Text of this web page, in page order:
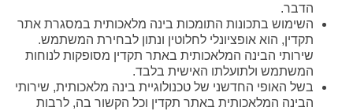
הדבר.
השימוש בתכונות התומכות בינה מלאכותית במסגרת אתר
תקדין, הוא אופציונלי לחלוטין ונתון לבחירת המשתמש.
שירותי הבינה המלאכותית באתר תקדין מסופקות לנוחות
המשתמש ולתועלתו האישית בלבד.
בשל האופי החדשני של טכנולוגיית בינה מלאכותית, שירותי
הבינה המלאכותית באתר תקדין וכל הקשור בה, לרבות